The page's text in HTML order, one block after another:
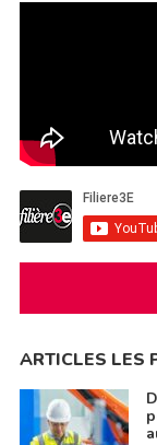
ARTICLES LES